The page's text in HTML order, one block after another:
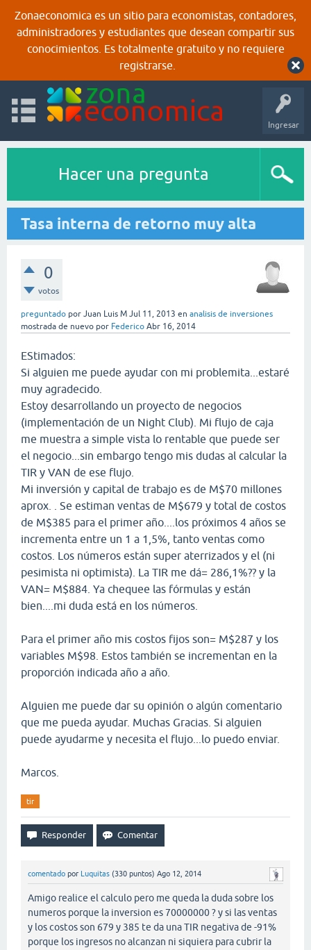
Zonaeconomica es un sitio para economistas, contadores,
administradores y estudiantes que desean compartir sus
conocimientos. Es totalmente gratuito y no requiere
registrarse.
Ingresar
Hacer una pregunta
Tasa interna de retorno muy alta
0
votos
preguntado por Juan Luis M Jul 11, 2013 en analisis de inversiones
mostrada de nuevo por Federico Abr 16, 2014
EStimados:
Si alguien me puede ayudar con mi problemita...estaré
muy agradecido.
Estoy desarrollando un proyecto de negocios
(implementación de un Night Club). Mi flujo de caja
me muestra a simple vista lo rentable que puede ser
el negocio...sin embargo tengo mis dudas al calcular la
TIR y VAN de ese flujo.
Mi inversión y capital de trabajo es de M$70 millones
aprox. . Se estiman ventas de M$679 y total de costos
de M$385 para el primer año....los próximos 4 años se
incrementa entre un 1 a 1,5%, tanto ventas como
costos. Los números están super aterrizados y el (ni
pesimista ni optimista). La TIR me dá= 286,1%?? y la
VAN= M$884. Ya chequee las fórmulas y están
bien....mi duda está en los números.
Para el primer año mis costos fijos son= M$287 y los
variables M$98. Estos también se incrementan en la
proporción indicada año a año.
Alguien me puede dar su opinión o algún comentario
que me pueda ayudar. Muchas Gracias. Si alguien
puede ayudarme y necesita el flujo...lo puedo enviar.
Marcos.
tir
comentado por Luquitas (330 puntos) Ago 12, 2014
Amigo realice el calculo pero me queda la duda sobre los
numeros porque la inversion es 70000000 ? y si las ventas
y los costos son 679 y 385 te da una TIR negativa de -91%
porque los ingresos no alcanzan ni siquiera para cubrir la